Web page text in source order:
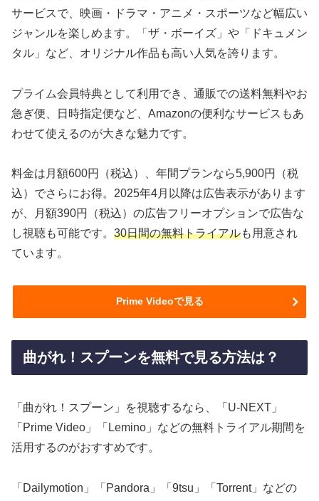
サービスで、映画・ドラマ・アニメ・スポーツなど幅広い
ジャンルを楽しめます。「ザ・ボーイズ」や「ドキュメン
タル」など、オリジナル作品も高い人気を誇ります。
プライム会員特典として利用でき、通販での送料無料やお
急ぎ便、日時指定便など、Amazonの便利なサービスもあ
わせて使えるのが大きな魅力です。
料金は月額600円（税込）、年間プランなら5,900円（税
込）でさらにお得。2025年4月以降は広告表示があります
が、月額390円（税込）の広告フリーオプションで広告な
し視聴も可能です。 30日間の無料トライアルも用意され
ています。
Prime Videoで見る
曲がれ！スプーンを無料で見る方法は？
「曲がれ！スプーン」を視聴するなら、「U-NEXT」
「Prime Video」「Lemino」などの無料トライアル期間を
活用するのがおすすめです。
「Dailymotion」「Pandora」「9tsu」「Torrent」などの